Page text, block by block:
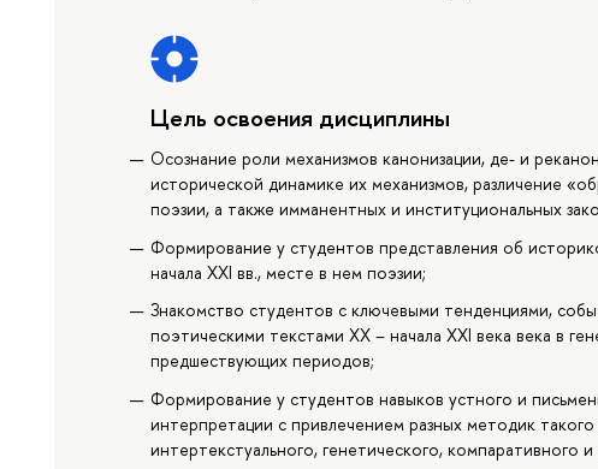
Цель освоения дисциплины
Осознание роли механизмов канонизации, де- и
исторической динамике их механизмов, различение
поэзии, а также имманентных и институциональных
Формирование у студентов представления об
начала XXI вв., месте в нем поэзии;
Знакомство студентов с ключевыми тенденциями,
поэтическими текстами XX – начала XXI века века в
предшествующих периодов;
Формирование у студентов навыков устного и
интерпретации с привлечением разных методик
интертекстуального, генетического, компаративного и